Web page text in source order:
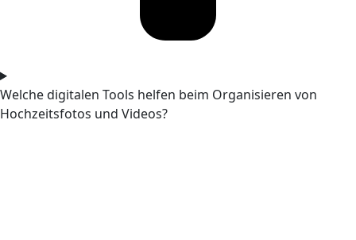
Welche digitalen Tools helfen beim Organisieren von
Hochzeitsfotos und Videos?